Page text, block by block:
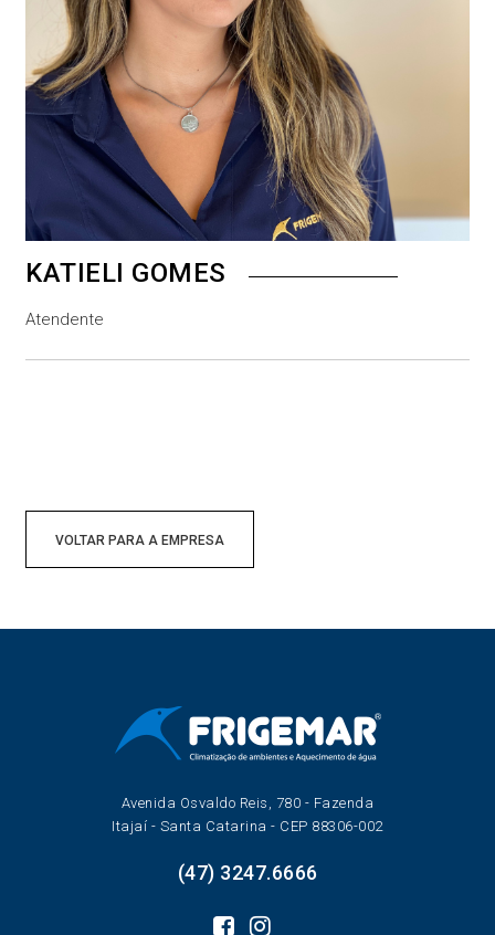
KATIELI GOMES
Atendente
VOLTAR PARA A EMPRESA
Avenida Osvaldo Reis, 780 - Fazenda
Itajaí - Santa Catarina - CEP 88306-002
(47) 3247.6666